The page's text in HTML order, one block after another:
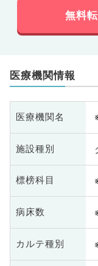
無料
医療機関情報
医療機関名
施設種別
標榜科目
病床数
カルテ種別